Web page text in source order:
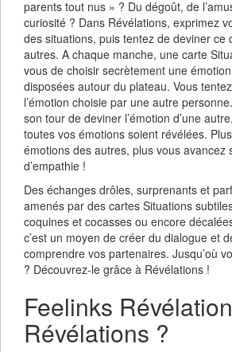
parents tout nus » ? Du dégoût, de
curiosité ? Dans Révélations, exprimez
des situations, puis tentez de deviner ce
autres. A chaque manche, une carte
vous de choisir secrètement une
disposées autour du plateau. Vous
l’émotion choisie par une autre
son tour de deviner l’émotion d’une
toutes vos émotions soient révélées.
émotions des autres, plus vous avancez
d’empathie !
Des échanges drôles, surprenants et
amenés par des cartes Situations
coquines et cocasses ou encore
c’est un moyen de créer du dialogue et
comprendre vos partenaires. Jusqu’où
? Découvrez-le grâce à Révélations !
Feelinks
Révélations ?